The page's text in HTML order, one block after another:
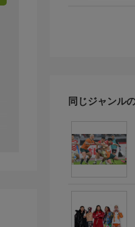
同じジャンル